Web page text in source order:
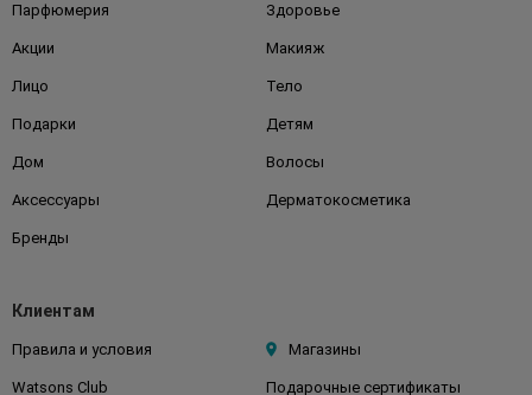
Парфюмерия Здоровье
Акции Макияж
Лицо Тело
Подарки Детям
Дом Волосы
Аксессуары Дерматокосметика
Бренды
Клиентам
Правила и условия Магазины
Watsons Club Подарочные сертификаты